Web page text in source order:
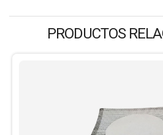
PRODUCTOS